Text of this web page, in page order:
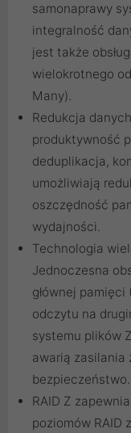
samonaprawy
integralność
jest także
wielokrotnego
Many).
Redukcja
produktywność
deduplikacja,
umożliwiają
oszczędność
wydajności.
Technologia
Jednoczesna
głównej pamięci
odczytu na
systemu plików
awarią zasilania
bezpieczeństwo.
RAID Z
poziomów RAID